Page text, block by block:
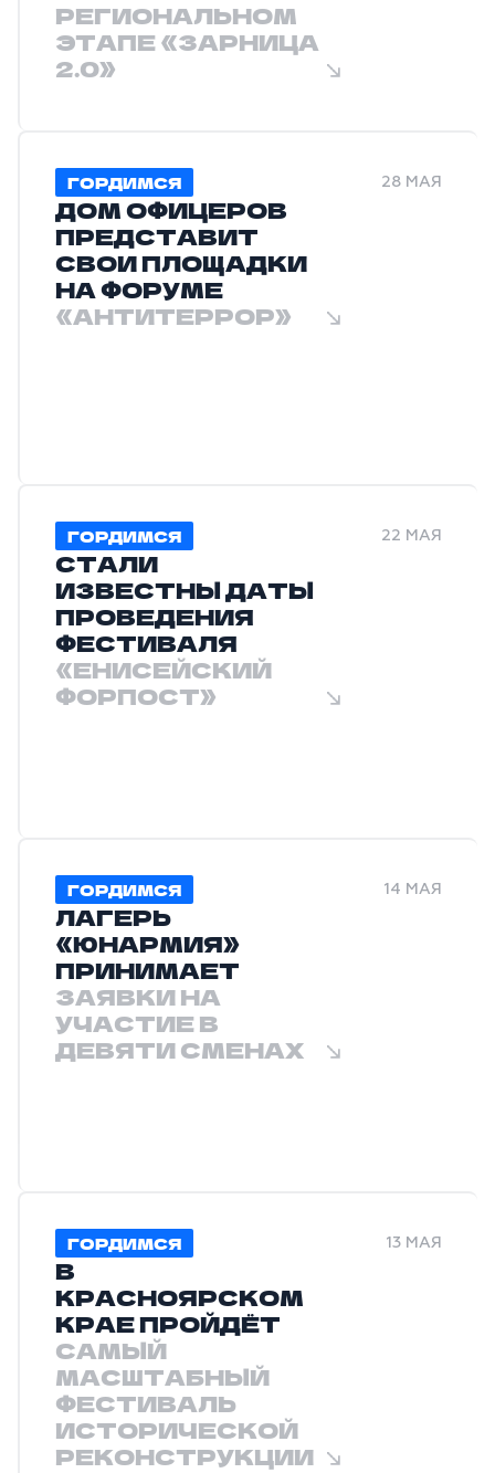
РЕГИОНАЛЬНОМ
ЭТАПЕ «ЗАРНИЦА
2.0»
ГОРДИМСЯ 28 МАЯ
ДОМ ОФИЦЕРОВ
ПРЕДСТАВИТ
СВОИ ПЛОЩАДКИ
НА ФОРУМЕ
«АНТИТЕРРОР»
ГОРДИМСЯ 22 МАЯ
СТАЛИ
ИЗВЕСТНЫ ДАТЫ
ПРОВЕДЕНИЯ
ФЕСТИВАЛЯ
«ЕНИСЕЙСКИЙ
ФОРПОСТ»
ГОРДИМСЯ 14 МАЯ
ЛАГЕРЬ
«ЮНАРМИЯ»
ПРИНИМАЕТ
ЗАЯВКИ НА
УЧАСТИЕ В
ДЕВЯТИ СМЕНАХ
ГОРДИМСЯ 13 МАЯ
В
КРАСНОЯРСКОМ
КРАЕ ПРОЙДЁТ
САМЫЙ
МАСШТАБНЫЙ
ФЕСТИВАЛЬ
ИСТОРИЧЕСКОЙ
РЕКОНСТРУКЦИИ